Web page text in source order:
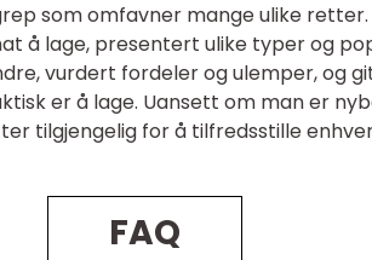
som omfavner mange ulike
å lage, presentert ulike typer og
vurdert fordeler og ulemper, og
er å lage. Uansett om man er
tilgjengelig for å tilfredsstille
FAQ